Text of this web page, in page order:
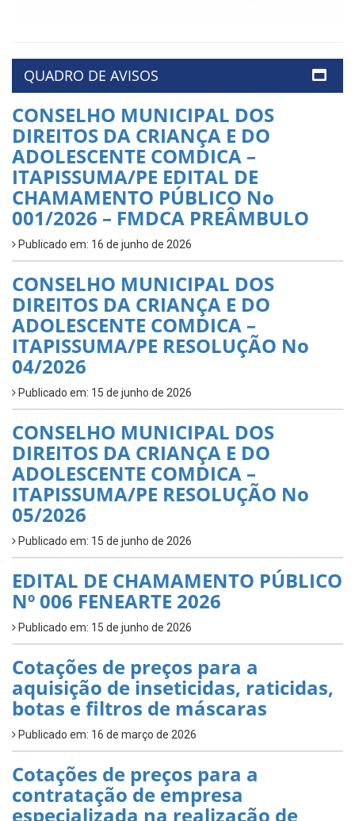
QUADRO DE AVISOS
CONSELHO MUNICIPAL DOS
DIREITOS DA CRIANÇA E DO
ADOLESCENTE COMDICA –
ITAPISSUMA/PE EDITAL DE
CHAMAMENTO PÚBLICO No
001/2026 – FMDCA PREÂMBULO
Publicado em: 16 de junho de 2026
CONSELHO MUNICIPAL DOS
DIREITOS DA CRIANÇA E DO
ADOLESCENTE COMDICA –
ITAPISSUMA/PE RESOLUÇÃO No
04/2026
Publicado em: 15 de junho de 2026
CONSELHO MUNICIPAL DOS
DIREITOS DA CRIANÇA E DO
ADOLESCENTE COMDICA –
ITAPISSUMA/PE RESOLUÇÃO No
05/2026
Publicado em: 15 de junho de 2026
EDITAL DE CHAMAMENTO PÚBLICO
Nº 006 FENEARTE 2026
Publicado em: 15 de junho de 2026
Cotações de preços para a
aquisição de inseticidas, raticidas,
botas e filtros de máscaras
Publicado em: 16 de março de 2026
Cotações de preços para a
contratação de empresa
especializada na realização de